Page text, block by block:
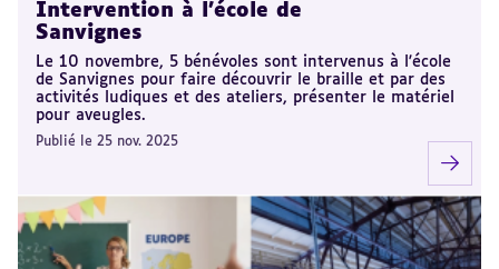
Intervention à l'école de
Sanvignes
Le 10 novembre, 5 bénévoles sont intervenus à l'école
de Sanvignes pour faire découvrir le braille et par des
activités ludiques et des ateliers, présenter le matériel
pour aveugles.
Publié le 25 nov. 2025